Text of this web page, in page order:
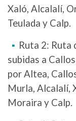
Xaló, Alcalalí,
Teulada y Calp.
Ruta 2: Ruta
subidas a
por Altea,
Murla, Alcalalí,
Moraira y Calp.